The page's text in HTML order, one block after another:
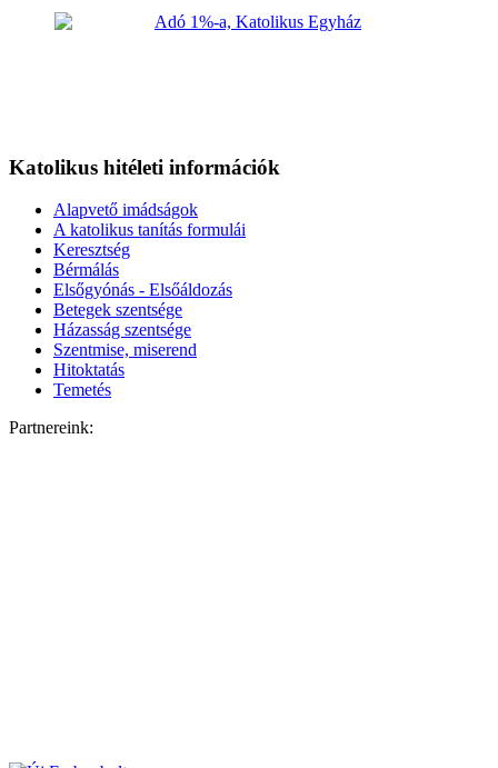
Katolikus hitéleti információk
Alapvető imádságok
A katolikus tanítás formulái
Keresztség
Bérmálás
Elsőgyónás - Elsőáldozás
Betegek szentsége
Házasság szentsége
Szentmise, miserend
Hitoktatás
Temetés
Partnereink: